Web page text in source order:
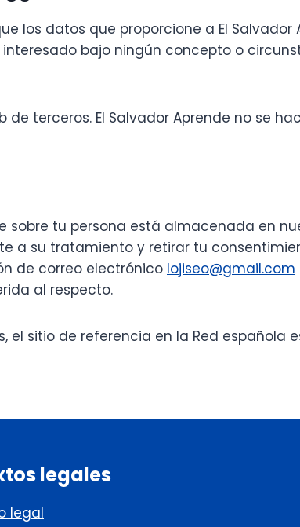
los datos que proporcione a El
bajo ningún concepto o
terceros. El Salvador Aprende no se
tu persona está almacenada en
a su tratamiento y retirar tu
de correo electrónico lojiseo@gmail.com
al respecto.
sitio de referencia en la Red española
legales
legal